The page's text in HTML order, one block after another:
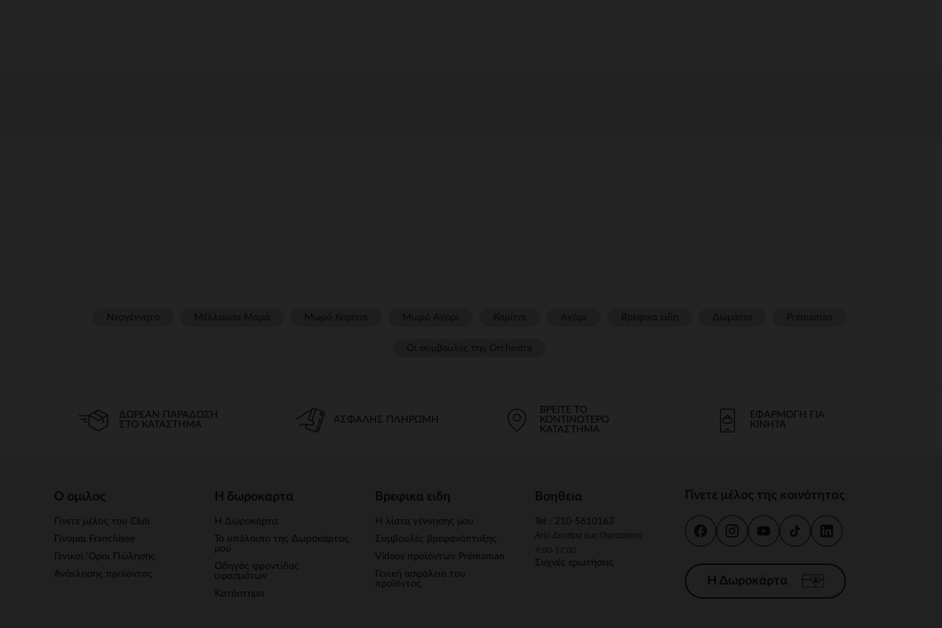
ΔΩΡΕΆΝ ΠΑΡΆΔΟΣΗ
ΣΤΟ ΚΑΤΆΣΤΗΜΑ
ΑΣΦΑΛΉΣ ΠΛΗΡΩΜΉ
ΒΡΕΊΤΕ ΤΟ
ΚΟΝΤΙΝΌΤΕΡΟ
ΚΑΤΆΣΤΗΜΑ
ΕΦΑΡΜΟΓΉ ΓΙΑ
ΚΙΝΗΤΆ
Ο ομιλος
Γίνετε μέλος του Club
Γίνομαι Franchisee
Γενικοί 'Οροι Πώλησης
Ανάκλησης προϊόντος
Η δωροκαρτα
Η Δωροκάρτα
Το υπόλοιπο της Δωροκάρτας
μου
Οδηγός φροντίδας
υφασμάτων
Κατάστημα
Βρεφικα ειδη
Η λίστα γέννησής μου
Συμβουλές βρεφανάπτυξης
Videos προϊόντων Prémaman
Γενική ασφάλεια του
προϊόντος
Βοηθεια
Tel : 210-5610163
Από Δευτέρα έως Παρασκευή
9.00-17.00
Συχνές ερωτήσεις
Γίνετε μέλος της κοινότητας
Η Δωροκάρτα